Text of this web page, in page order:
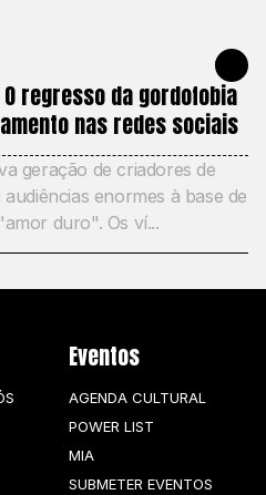
27 DE
regresso da gordofobia
nas redes sociais
geração de criadores de
enormes à base de
duro". Os ví...
Eventos
AGENDA CULTURAL
POWER LIST
MIA
SUBMETER EVENTOS